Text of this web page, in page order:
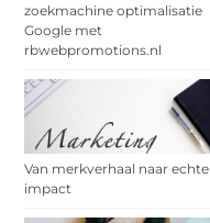
zoekmachine optimalisatie
Google met
rbwebpromotions.nl
Van merkverhaal naar echte
impact